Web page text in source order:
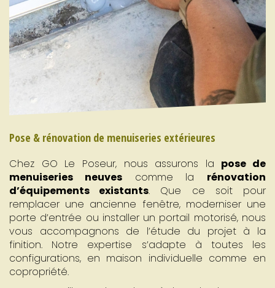
Pose & rénovation de menuiseries extérieures
Chez GO Le Poseur, nous assurons la pose de
menuiseries neuvescomme la rénovation
d’équipements existants. Que ce soit pour
remplacer une ancienne fenêtre, moderniser une
porte d’entrée ou installer un portail motorisé, nous
vous accompagnons de l’étude du projet à la
finition. Notre expertise s’adapte à toutes les
configurations, en maison individuelle comme en
copropriété.